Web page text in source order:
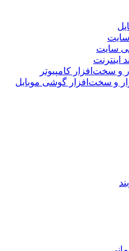
سایت
اینترنت
و سخت‌افزار کامپیوتر
و سخت‌افزار گوشی موبایل